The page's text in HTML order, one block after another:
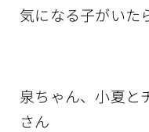
気になる子がいた
泉ちゃん、小夏と
さん